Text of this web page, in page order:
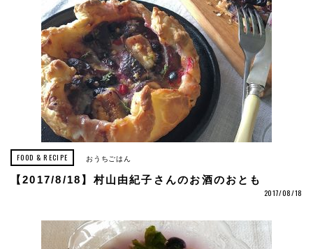
FOOD & RECIPE おうちごはん
【2017/8/18】村山由紀子さんのお酒のおとも
2017/08/18